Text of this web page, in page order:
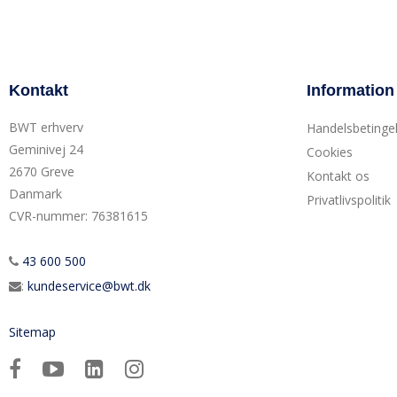
Kontakt
BWT erhverv
Geminivej 24
2670 Greve
Danmark
CVR-nummer: 76381615
43 600 500
: kundeservice@bwt.dk
Sitemap
Information
Cookies
Kontakt os
Privatlivspolitik